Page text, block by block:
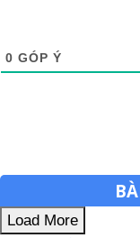
0 GÓP Ý
Load More